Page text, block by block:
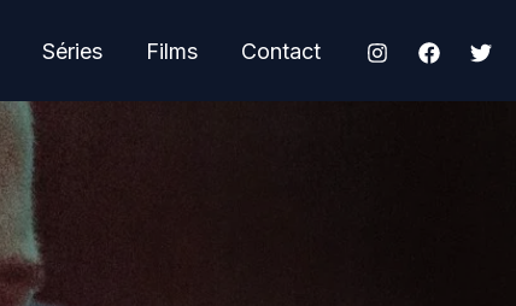
Séries Films Contact